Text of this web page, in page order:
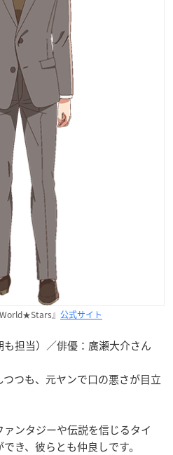
』 公式サイト
担当）／俳優：廣瀬大介さん
つも、元ヤンで口の悪さが目立
ンタジーや伝説を信じるタイ
き、彼らとも仲良しです。